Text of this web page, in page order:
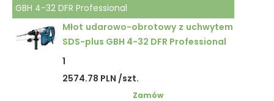
GBH 4-32 DFR Professional
Młot udarowo-obrotowy z uchwytem
SDS-plus GBH 4-32 DFR Professional
1
2574.78 PLN /szt.
Zamów